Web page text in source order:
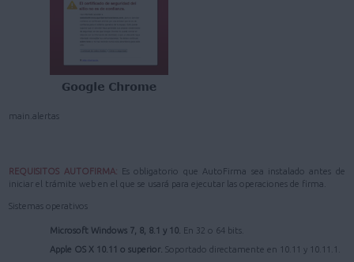
main.alertas
REQUISITOS AUTOFIRMA: Es obligatorio que AutoFirma sea instalado antes de
iniciar el trámite web en el que se usará para ejecutar las operaciones de firma.
Sistemas operativos
Microsoft Windows 7, 8, 8.1 y 10. En 32 o 64 bits.
Apple OS X 10.11 o superior. Soportado directamente en 10.11 y 10.11.1.